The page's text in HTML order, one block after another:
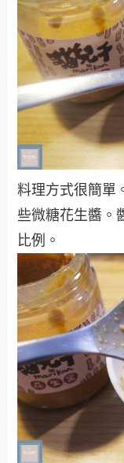
料理方式很簡單
些微糖花生醬。
比例。